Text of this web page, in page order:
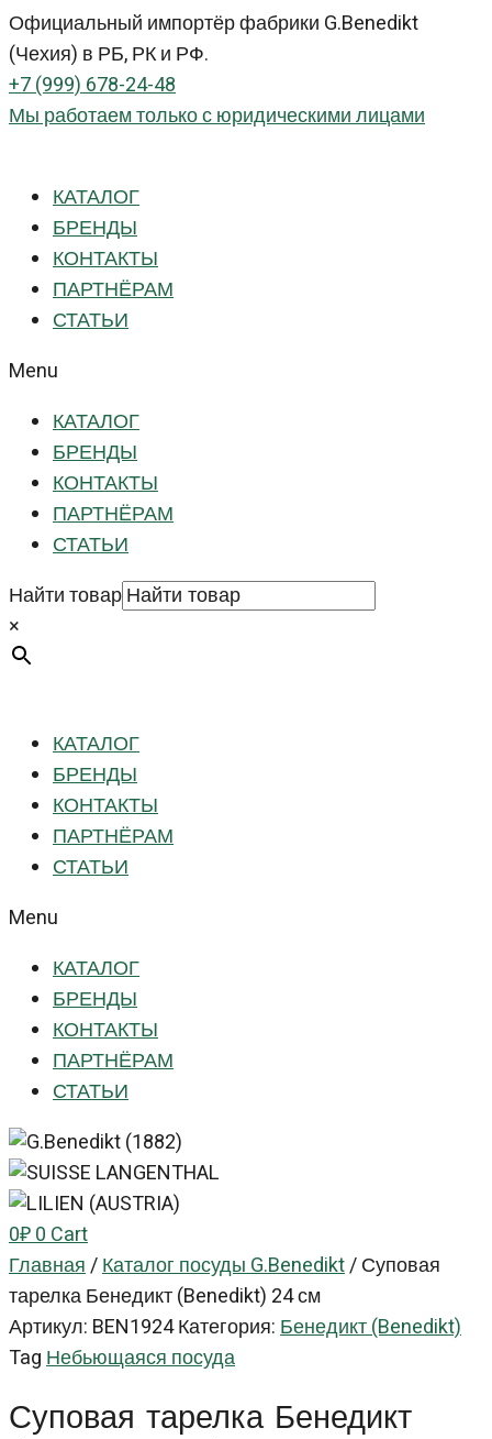
Перейти
к
контенту
Официальный импортёр фабрики G.Benedikt
(Чехия) в РБ, РК и РФ.
+7 (999) 678-24-48
Мы работаем только с юридическими лицами
КАТАЛОГ
БРЕНДЫ
КОНТАКТЫ
ПАРТНЁРАМ
СТАТЬИ
Menu
КАТАЛОГ
БРЕНДЫ
КОНТАКТЫ
ПАРТНЁРАМ
СТАТЬИ
Найти товар
×
КАТАЛОГ
БРЕНДЫ
КОНТАКТЫ
ПАРТНЁРАМ
СТАТЬИ
Menu
КАТАЛОГ
БРЕНДЫ
КОНТАКТЫ
ПАРТНЁРАМ
СТАТЬИ
0₽0Cart
Главная/Каталог посуды G.Benedikt/Суповая
тарелка Бенедикт (Benedikt) 24 см
Артикул: BEN1924Категория:Бенедикт (Benedikt)
TagНебьющаяся посуда
Суповая тарелка Бенедикт